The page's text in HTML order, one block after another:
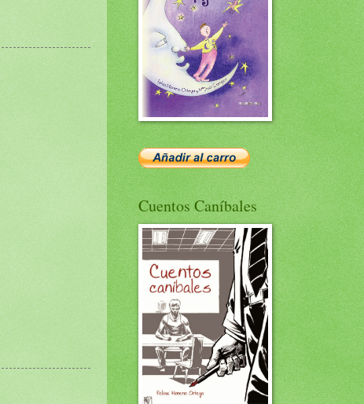
Cuentos Caníbales